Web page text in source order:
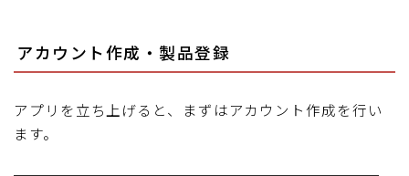
アカウント作成・製品登録
アプリを立ち上げると、まずはアカウント作成を行い
ます。